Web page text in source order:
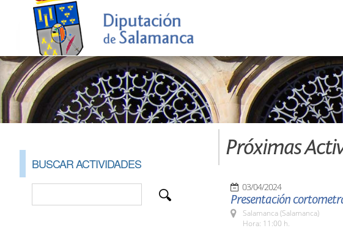
BUSCAR ACTIVIDADES
Próximas
03/04/2024
Presentación
Salamanca (Salamanca)
Hora: 11:00 h.